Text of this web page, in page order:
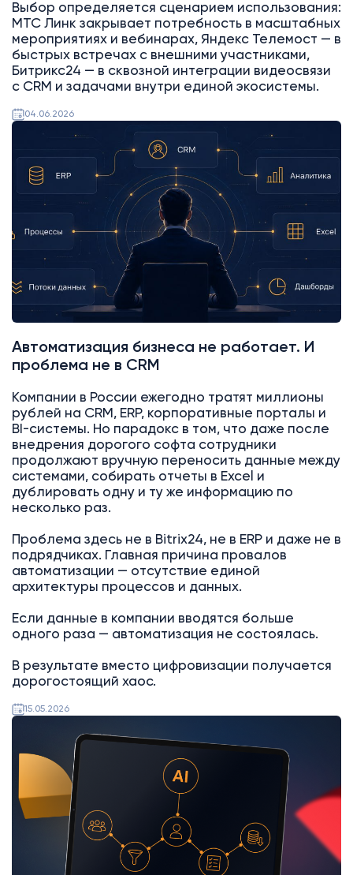
Выбор определяется сценарием использования:
МТС Линк закрывает потребность в масштабных
мероприятиях и вебинарах, Яндекс Телемост — в
быстрых встречах с внешними участниками,
Битрикс24 — в сквозной интеграции видеосвязи
с CRM и задачами внутри единой экосистемы.
04.06.2026
Битрикс24
Автоматизация бизнеса не работает. И
проблема не в CRM
Компании в России ежегодно тратят миллионы
рублей на CRM, ERP, корпоративные порталы и
BI-системы. Но парадокс в том, что даже после
внедрения дорогого софта сотрудники
продолжают вручную переносить данные между
системами, собирать отчеты в Excel и
дублировать одну и ту же информацию по
несколько раз.
Проблема здесь не в Bitrix24, не в ERP и даже не в
подрядчиках. Главная причина провалов
автоматизации — отсутствие единой
архитектуры процессов и данных.
Если данные в компании вводятся больше
одного раза — автоматизация не состоялась.
В результате вместо цифровизации получается
дорогостоящий хаос.
15.05.2026